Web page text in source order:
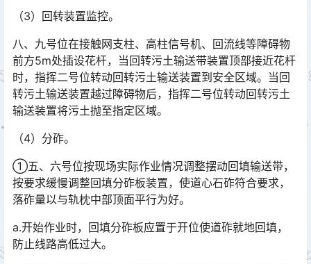
（3）回转装置监控。
八、九号位在接触网支柱、高柱信号机、回流线等障碍物
前方5m处插设花杆，当回转污土输送带装置顶部接近花杆
时，指挥二号位转动回转污土输送装置到安全区域。当回
转污土输送装置越过障碍物后，指挥二号位转动回转污土
输送装置将污土抛至指定区域。󠅅󠅃󠄵󠅂󠄪󠇖󠆨󠆨󠇕󠆞󠆒󠅬󠇘󠆭󠆘󠇙󠆝󠅵󠇗󠆭󠆁󠄐󠇗󠅹󠅸󠇖󠆍󠅳󠇖󠅹󠅰󠇖󠆌󠅹
（4）分砟。
①五、六号位按现场实际作业情况调整摆动回填输送带，
按要求缓慢调整回填分砟板装置，使道心石砟符合要求，
落砟量以与轨枕中部顶面平行为好。
a.开始作业时，回填分砟板应置于开位使道砟就地回填，
防止线路高低过大。